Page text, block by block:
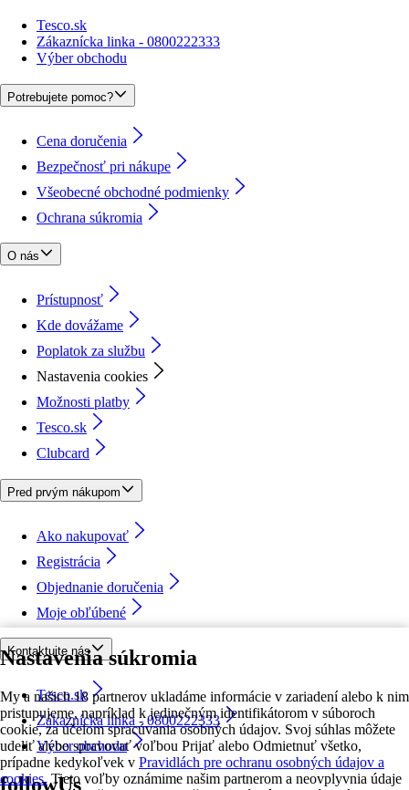
Nastavenia súkromia
My a našich 18 partnerov ukladáme informácie v zariadení alebo k nim
pristupujeme, napríklad k jedinečným identifikátorom v súboroch
cookie, za účelom spracúvania osobných údajov. Svoj súhlas môžete
udeliť alebo spravovať voľbou Prijať alebo Odmietnuť všetko,
prípadne kedykoľvek v Pravidlách pre ochranu osobných údajov a
cookies. Tieto voľby oznámime našim partnerom a neovplyvnia údaje
Tesco.sk
Zákaznícka linka - 0800222333
Výber obchodu
Potrebujete pomoc?
Cena doručenia
Bezpečnosť pri nákupe
Všeobecné obchodné podmienky
Ochrana súkromia
O nás
Prístupnosť
Kde dovážame
Poplatok za službu
Nastavenia cookies
Možnosti platby
Tesco.sk
Clubcard
Pred prvým nákupom
Ako nakupovať
Registrácia
Objednanie doručenia
Moje obľúbené
Kontaktujte nás
Tesco.sk
Zákaznícka linka - 0800222333
Výber obchodu
followUs